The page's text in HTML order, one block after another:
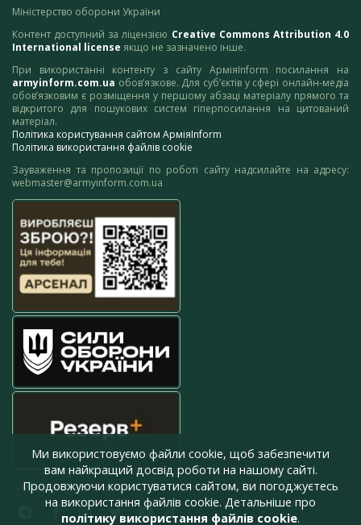
Міністерство оборони України
Контент доступний за ліцензією Creative Commons Attribution 4.0
International license якщо не зазначено інше.
При використанні контенту з сайту АрміяInform посилання на
armyinform.com.ua обов’язкове. Для суб’єктів у сфері онлайн-медіа
обов’язковим є розміщення у першому абзаці матеріалу прямого та
відкритого для пошукових систем гіперпосилання на цитований
матеріал.
Політика користування сайтом АрміяInform
Політика використання файлів cookie
Зауваження та пропозиції по роботі сайту надсилайте на адресу:
webmaster@armyinform.com.ua
press@armyinform.com.ua
Ми використовуємо файли cookie, щоб забезпечити
вам найкращий досвід роботи на нашому сайті.
Продовжуючи користуватися сайтом, ви погоджуєтесь
на використання файлів cookie. Детальніше про
політику використання файлів cookie.